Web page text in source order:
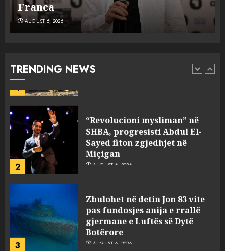
në Hënë
AUGUST 6, 2026
TRENDING NEWS
1
A ishte i orkestruar politikisht
AUGUST 6, 2026
SHBA, progresisti Abdul El-
Sayed fiton zgjedhjet në
Miçigan
AUGUST 6, 2026
3
pas fundosjes anija e rrallë
gjermane e Luftës së Dytë
Botërore
AUGUST 6, 2026